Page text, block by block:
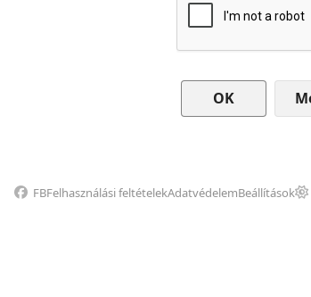
FBFelhasználási feltételekAdatvédelemBeállítások